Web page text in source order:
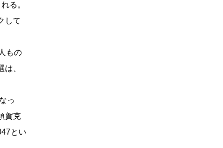
る。
して
もの
、
っ
賀克
とい